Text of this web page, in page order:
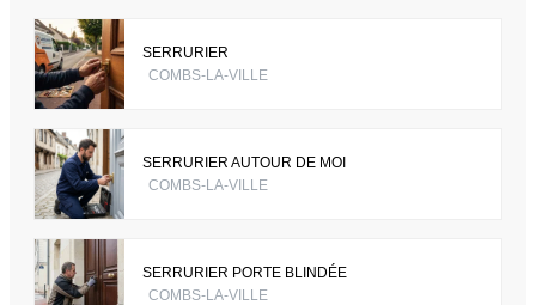
SERRURIER
COMBS-LA-VILLE
SERRURIER AUTOUR DE MOI
COMBS-LA-VILLE
SERRURIER PORTE BLINDÉE
COMBS-LA-VILLE